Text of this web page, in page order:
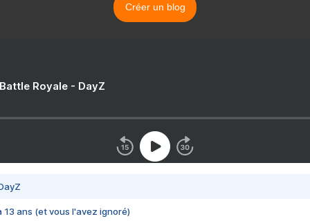
Créer un blog
Royale - DayZ
13 ans (et vous l'avez ignoré)